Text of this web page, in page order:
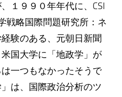
１９９０年年代に、CSI
戦略国際問題研究所：ネ
験のある、元朝日新聞
国大学に「地政学」が
一つもなかったそうで
は、国際政治分析のツ